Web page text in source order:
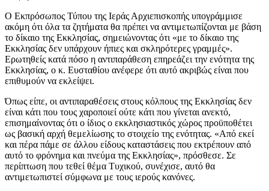
Ο Εκπρόσωπος Τύπου της Ιεράς Αρχιεπισκοπής υπογράμμισε
ακόμη ότι όλα τα ζητήματα θα πρέπει να αντιμετωπίζονται με βάση
το δίκαιο της Εκκλησίας, σημειώνοντας ότι «με το δίκαιο της
Εκκλησίας δεν υπάρχουν ήπιες και σκληρότερες γραμμές».
Ερωτηθείς κατά πόσο η αντιπαράθεση επηρεάζει την ενότητα της
Εκκλησίας, ο κ. Ευσταθίου ανέφερε ότι αυτό ακριβώς είναι που
επιθυμούν να εκλείψει.
Όπως είπε, οι αντιπαραθέσεις στους κόλπους της Εκκλησίας δεν
είναι κάτι που τους χαροποιεί ούτε κάτι που γίνεται ανεκτό,
επισημαίνοντας ότι ο ίδιος ο εκκλησιαστικός χώρος προϋποθέτει
ως βασική αρχή θεμελίωσης το στοιχείο της ενότητας. «Από εκεί
και πέρα πάμε σε άλλου είδους καταστάσεις που εκτρέπουν από
αυτό το φρόνημα και πνεύμα της Εκκλησίας», πρόσθεσε. Σε
περίπτωση που τεθεί θέμα Τυχικού, συνέχισε, αυτό θα
αντιμετωπιστεί σύμφωνα με τους ιερούς κανόνες.